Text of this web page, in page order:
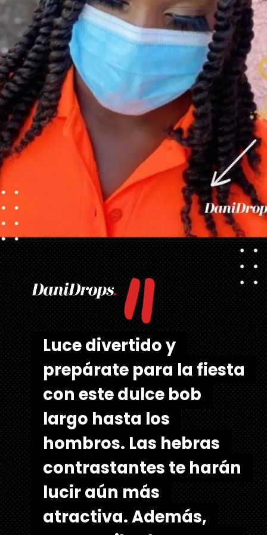
Abriendo... "
Luce divertido y
prepárate para la fiesta
con este dulce bob
largo hasta los
hombros. Las hebras
contrastantes te harán
lucir aún más
atractiva. Además,
Luce divertido y
prepárate para la fiesta
con este dulce bob
largo hasta los
hombros. Las hebras
contrastantes te harán
lucir aún más
atractiva. Además,